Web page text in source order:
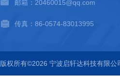
邮箱：20460015@qq.com
传真：86-0574-83013995
版权所有©2026 宁波启轩达科技有限